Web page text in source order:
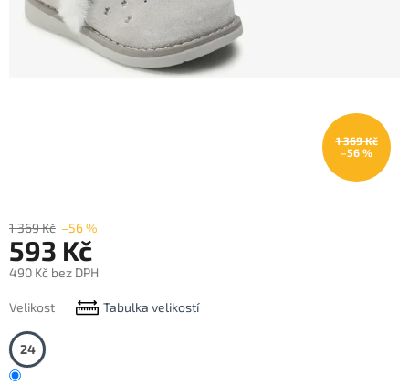
1 369 Kč
–56 %
1 369 Kč –56 %
593 Kč
490 Kč bez DPH
cena:
Velikost Tabulka velikostí
24